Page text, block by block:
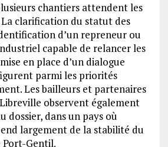
chantiers attendent les
clarification du statut des
d’un repreneur ou
capable de relancer les
en place d’un dialogue
parmi les priorités
Les bailleurs et partenaires
observent également
dossier, dans un pays où
largement de la stabilité du
Port-Gentil.